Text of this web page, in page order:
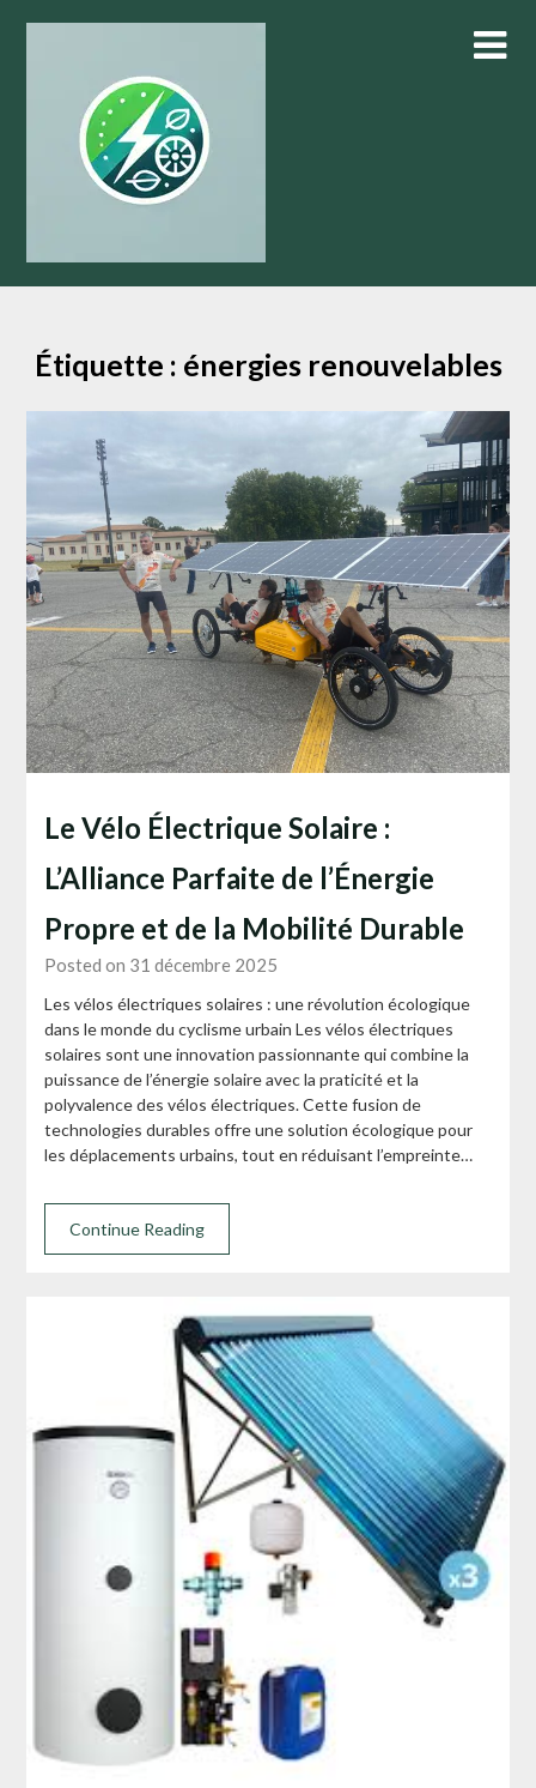
Étiquette : énergies renouvelables
Le Vélo Électrique Solaire :
L’Alliance Parfaite de l’Énergie
Propre et de la Mobilité Durable
Posted on 31 décembre 2025
Les vélos électriques solaires : une révolution écologique
dans le monde du cyclisme urbain Les vélos électriques
solaires sont une innovation passionnante qui combine la
puissance de l’énergie solaire avec la praticité et la
polyvalence des vélos électriques. Cette fusion de
technologies durables offre une solution écologique pour
les déplacements urbains, tout en réduisant l’empreinte…
Continue Reading